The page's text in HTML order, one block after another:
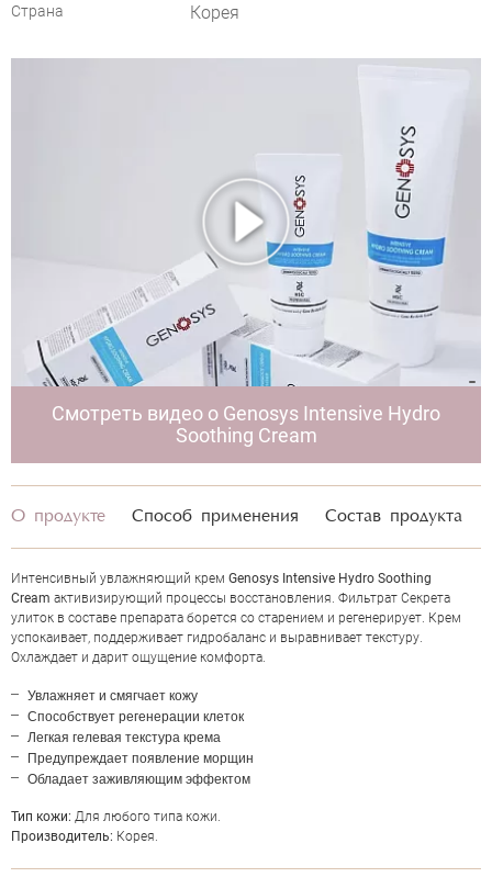
GENOSYS INTENSIVE HYDRO
Страна Корея
НАПИСАТЬ ОТЗЫВ
О продукте Способ применения Состав продукта
Интенсивный увлажняющий крем Genosys Intensive Hydro Soothing
Cream активизирующий процессы восстановления. Фильтрат Секрета
улиток в составе препарата борется со старением и регенерирует. Крем
успокаивает, поддерживает гидробаланс и выравнивает текстуру.
Охлаждает и дарит ощущение комфорта.
Увлажняет и смягчает кожу
Способствует регенерации клеток
Легкая гелевая текстура крема
Предупреждает появление морщин
Обладает заживляющим эффектом
Тип кожи: Для любого типа кожи.
Производитель: Корея.
Смотреть видео о Genosys Intensive Hydro
Soothing Cream